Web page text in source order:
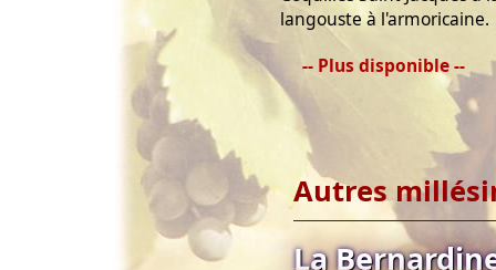
langouste à l'armoricaine.
-- Plus disponible --
Autres
La